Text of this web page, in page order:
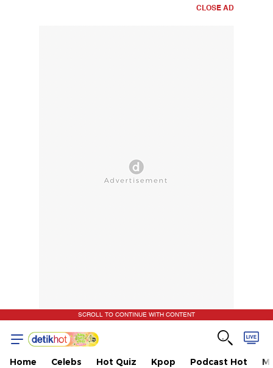
CLOSE AD
SCROLL TO CONTINUE WITH CONTENT
Home Celebs Hot Quiz Kpop Podcast Hot